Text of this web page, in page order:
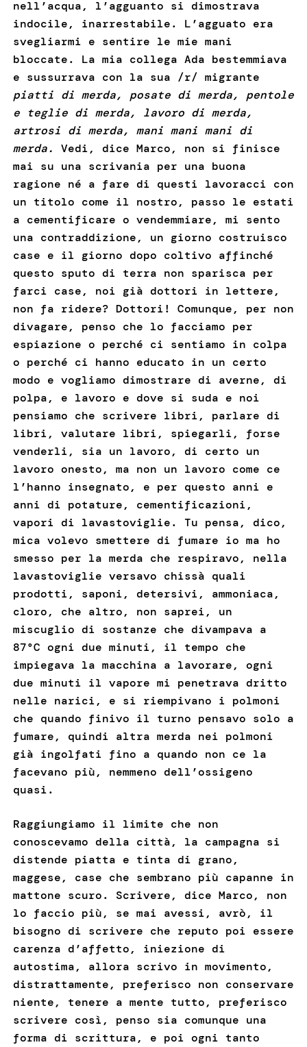
nell’acqua, l’agguanto si dimostrava
indocile, inarrestabile. L’agguato era
svegliarmi e sentire le mie mani
bloccate. La mia collega Ada bestemmiava
e sussurrava con la sua /r/ migrante
piatti di merda, posate di merda, pentole
e teglie di merda, lavoro di merda,
artrosi di merda, mani mani mani di
merda. Vedi, dice Marco, non si finisce
mai su una scrivania per una buona
ragione né a fare di questi lavoracci con
un titolo come il nostro, passo le estati
a cementificare o vendemmiare, mi sento
una contraddizione, un giorno costruisco
case e il giorno dopo coltivo affinché
questo sputo di terra non sparisca per
farci case, noi già dottori in lettere,
non fa ridere? Dottori! Comunque, per non
divagare, penso che lo facciamo per
espiazione o perché ci sentiamo in colpa
o perché ci hanno educato in un certo
modo e vogliamo dimostrare di averne, di
polpa, e lavoro e dove si suda e noi
pensiamo che scrivere libri, parlare di
libri, valutare libri, spiegarli, forse
venderli, sia un lavoro, di certo un
lavoro onesto, ma non un lavoro come ce
l’hanno insegnato, e per questo anni e
anni di potature, cementificazioni,
vapori di lavastoviglie. Tu pensa, dico,
mica volevo smettere di fumare io ma ho
smesso per la merda che respiravo, nella
lavastoviglie versavo chissà quali
prodotti, saponi, detersivi, ammoniaca,
cloro, che altro, non saprei, un
miscuglio di sostanze che divampava a
87°C ogni due minuti, il tempo che
impiegava la macchina a lavorare, ogni
due minuti il vapore mi penetrava dritto
nelle narici, e si riempivano i polmoni
che quando finivo il turno pensavo solo a
fumare, quindi altra merda nei polmoni
già ingolfati fino a quando non ce la
facevano più, nemmeno dell’ossigeno
quasi.
Raggiungiamo il limite che non
conoscevamo della città, la campagna si
distende piatta e tinta di grano,
maggese, case che sembrano più capanne in
mattone scuro. Scrivere, dice Marco, non
lo faccio più, se mai avessi, avrò, il
bisogno di scrivere che reputo poi essere
carenza d’affetto, iniezione di
autostima, allora scrivo in movimento,
distrattamente, preferisco non conservare
niente, tenere a mente tutto, preferisco
scrivere così, penso sia comunque una
forma di scrittura, e poi ogni tanto